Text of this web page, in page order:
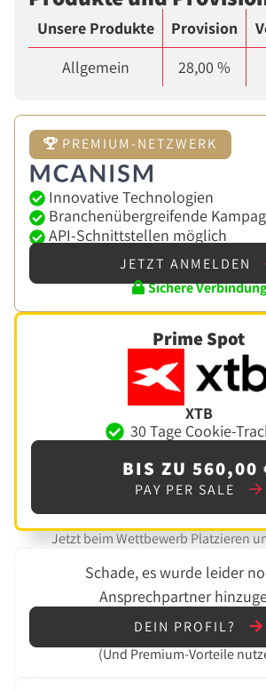
Unsere Produkte Provision
Allgemein
28,00 %
PREMIUM-NETZWERK
Innovative Technologien
Branchenübergreifende
API-Schnittstellen möglich
JETZT ANMELDEN
Sichere Verbindung
Prime Spot
XTB
30 Tage Cookie-
BIS ZU 560,00
PAY PER SALE
Jetzt beim Wettbewerb Platzieren
Schade, es wurde leider
Ansprechpartner
DEIN PROFIL?
(UndPremium-Vorteile